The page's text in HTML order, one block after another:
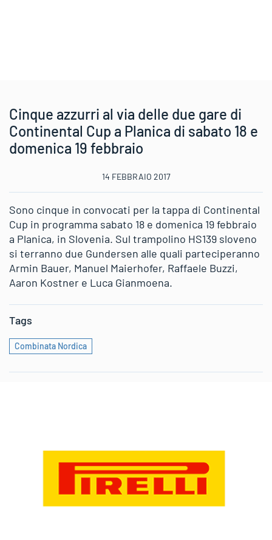
Cinque azzurri al via delle due gare di
Continental Cup a Planica di sabato 18 e
domenica 19 febbraio
14 FEBBRAIO 2017
Sono cinque in convocati per la tappa di Continental
Cup in programma sabato 18 e domenica 19 febbraio
a Planica, in Slovenia. Sul trampolino HS139 sloveno
si terranno due Gundersen alle quali parteciperanno
Armin Bauer, Manuel Maierhofer, Raffaele Buzzi,
Aaron Kostner e Luca Gianmoena.
Tags
Combinata Nordica